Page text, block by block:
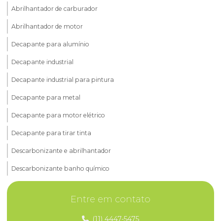
Abrilhantador de carburador
Abrilhantador de motor
Decapante para alumínio
Decapante industrial
Decapante industrial para pintura
Decapante para metal
Decapante para motor elétrico
Decapante para tirar tinta
Descarbonizante e abrilhantador
Descarbonizante banho químico
Descarbonizante de cabeçoteEntre em contato